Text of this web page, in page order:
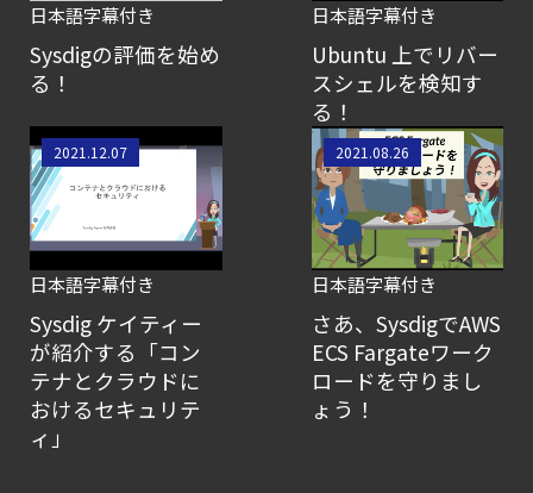
セキュリティ運用の効率化を実現するSysdig
Agent
Local機能の実装ガイド
【ブログ】
CNAPP選定ガイド
計画フェーズで失敗しない統合プラットフォ
【お知らせ】
ブログを更新しました
【ブログ】
CSPMとは？
クラウド構成ミスを未然に防ぐSecurity
日本語字幕付き
Sysdigの評価を始め
る！
日本語字幕付き
Ubuntu 上でリバー
スシェルを検知す
る！
2021.12.07
日本語字幕付き
Sysdig ケイティー
が紹介する「コン
テナとクラウドに
おけるセキュリテ
ィ」
2021.08.26
日本語字幕付き
さあ、SysdigでAWS
ECS Fargateワーク
ロードを守りまし
ょう！